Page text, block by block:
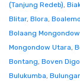
(Tanjung Redeb),
Blitar, Blora, Boalemo
Bolaang
Mongondow Utara,
Bontang, Boven
Bulukumba,